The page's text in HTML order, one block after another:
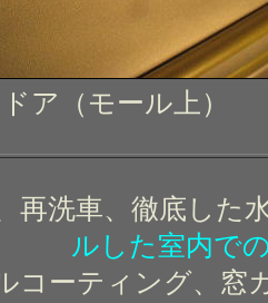
ドア（モール上）
再洗車、徹底した
ルした室内で
コーティング、窓